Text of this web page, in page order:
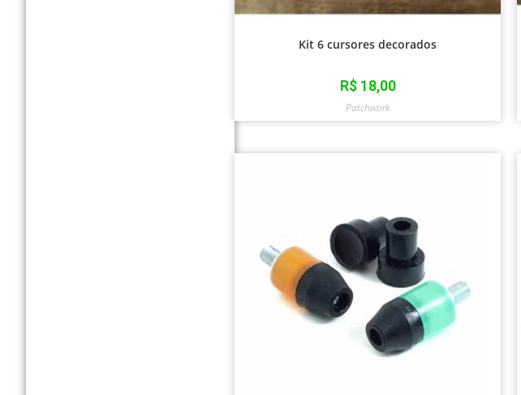
Kit 6 cursores decorados
R$18,00
Patchwork